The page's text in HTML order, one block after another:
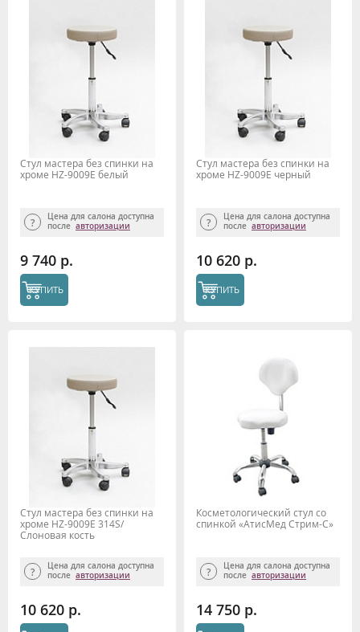
Стул мастера без спинки на
хроме HZ-9009Е белый
Цена для салона доступна
после авторизации
9 740 р.
КУПИТЬ
Стул мастера без спинки на
хроме HZ-9009Е черный
Цена для салона доступна
после авторизации
10 620 р.
КУПИТЬ
Стул мастера без спинки на
хроме HZ-9009Е 314S/
Слоновая кость
Цена для салона доступна
после авторизации
10 620 р.
Косметологический стул со
спинкой «АтисМед Стрим-С»
Цена для салона доступна
после авторизации
14 750 р.